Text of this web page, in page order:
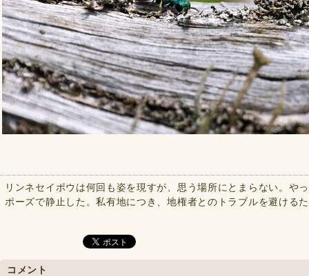
リンネセイボウは何回も姿を現すが、思う場所にとまらない。や
ポーズで静止した。私有地につき、地権者とのトラブルを避ける
コメント